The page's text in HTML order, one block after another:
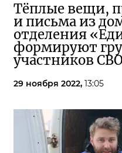
Тёплые вещи,
и письма из
отделения
формируют
участников
29 ноября 2022, 13:05